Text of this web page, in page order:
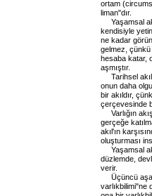
ortam
liman"dır.
Yaşamsal
kendisiyle
ne kadar
gelmez, çünkü
hesaba katar,
aşmıştır.
Tarihsel
onun daha
bir akıldır,
çerçevesinde
Varlığın
gerçeğe
akıl'ın
oluşturması
Yaşamsal
düzlemde,
verir.
Üçüncü
varlıkbilimi"ne